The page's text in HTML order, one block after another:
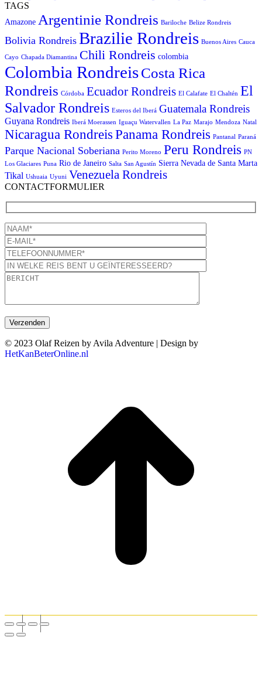
TAGS
Amazone Argentinie Rondreis Bariloche Belize Rondreis
Bolivia Rondreis Brazilie Rondreis Buenos Aires Cauca
Cayo Chapada Diamantina Chili Rondreis colombia
Colombia RondreisCosta Rica
Rondreis Córdoba Ecuador Rondreis El Calafate El Chaltén El
Salvador Rondreis Esteros del Iberá Guatemala Rondreis
Guyana Rondreis Iberá Moerassen Iguaçu Watervallen La Paz Marajo Mendoza Natal
Nicaragua Rondreis Panama Rondreis Pantanal Paraná
Parque Nacional Soberiana Perito Moreno Peru Rondreis PN
Los Glaciares Puna Rio de Janeiro Salta San Agustín Sierra Nevada de Santa Marta
Tikal Ushuaia Uyuni Venezuela Rondreis
CONTACTFORMULIER
© 2023 Olaf Reizen by Avila Adventure | Design by
HetKanBeterOnline.nl